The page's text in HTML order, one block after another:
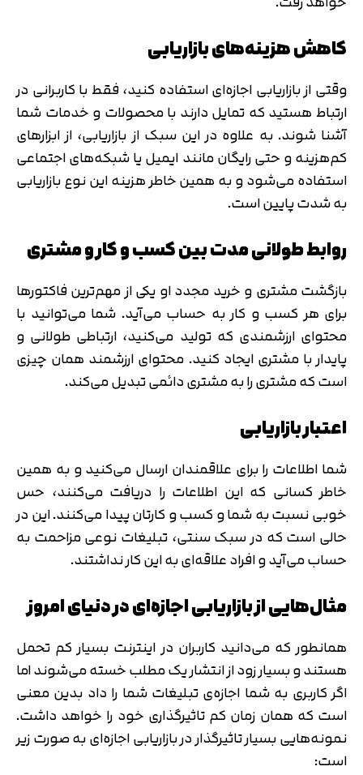
کاهش هزینه‌های بازاریابی
وقتی از بازاریابی اجازه‌ای استفاده کنید، فقط با کاربرانی در
ارتباط هستید که تمایل دارند با محصولات و خدمات شما
آشنا شوند. به علاوه در این سبک از بازاریابی، از ابزارهای
کم‌هزینه و حتی رایگان مانند ایمیل یا شبکه‌های اجتماعی
استفاده می‌شود و به همین خاطر هزینه این نوع بازاریابی
به شدت پایین است.
روابط طولانی مدت بین کسب و کار و مشتری
بازگشت مشتری و خرید مجدد او یکی از مهم‌ترین فاکتورها
برای هر کسب و کار به حساب می‌آید. شما می‌توانید با
محتوای ارزشمندی که تولید می‌کنید، ارتباطی طولانی و
پایدار با مشتری ایجاد کنید. محتوای ارزشمند همان چیزی
است که مشتری را به مشتری دائمی تبدیل می‌کند.
اعتبار بازاریابی
شما اطلاعات را برای علاقمندان ارسال می‌کنید و به همین
خاطر کسانی که این اطلاعات را دریافت می‌کنند، حس
خوبی نسبت به شما و کسب و کارتان پیدا می‌کنند. این در
حالی است که در سبک سنتی، تبلیغات نوعی مزاحمت به
حساب می‌آید و افراد علاقه‌ای به این کار نداشتند.
مثال‌هایی از بازاریابی اجازه‌ای در دنیای امروز
همانطور که می‌دانید کاربران در اینترنت بسیار کم تحمل
هستند و بسیار زود از انتشار یک مطلب خسته می‌شوند اما
اگر کاربری به شما اجازه‌ی تبلیغات شما را داد بدین معنی
است که همان زمان کم تاثیرگذاری خود را خواهد داشت.
نمونه‌هایی بسیار تاثیرگذار در بازاریابی اجازه‌ای به صورت زیر
است: